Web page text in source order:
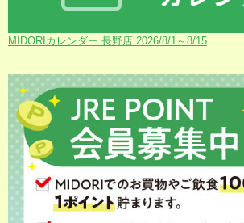
MIDORIカレンダー 長野店 2026/8/1～8/15